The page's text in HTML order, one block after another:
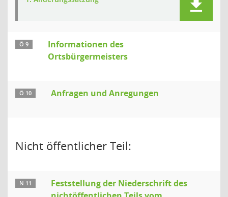
Ö 9
Informationen des
Ortsbürgermeisters
Ö 10 Anfragen und Anregungen
Nicht öffentlicher Teil:
N 11
Feststellung der Niederschrift des